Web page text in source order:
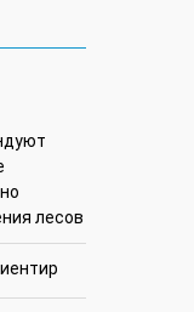
лесов